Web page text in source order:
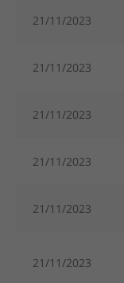
21/11/2023
21/11/2023
21/11/2023
21/11/2023
21/11/2023
21/11/2023